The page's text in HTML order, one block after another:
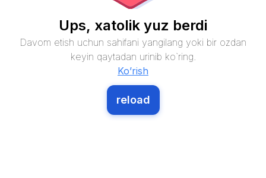
Ups, xatolik yuz berdi
Davom etish uchun sahifani yangilang yoki bir ozdan
keyin qaytadan urinib ko`ring.
Ko’rish
reload